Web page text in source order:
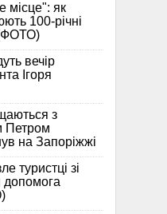
місце": як
100-річні
(ФОТО)
вечір
Ігоря
з
Петром
на Запоріжжі
туристці зі
допомога